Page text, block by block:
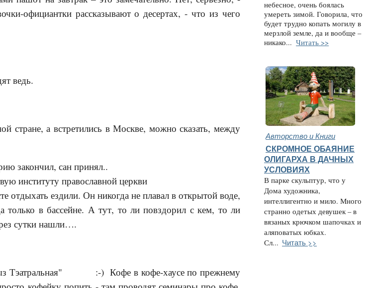
официантки рассказывают о десертах, - что из чего
ведь.
а встретились в Москве, можно сказать, между
закончил, сан принял..
институту православной церкви
ездили. Он никогда не плавал в открытой воде,
только в бассейне. А тут, то ли повздорил с кем, то ли
сутки нашли….
Тэатральная"
:-)Кофе в кофе-хаусе по прежнему
небесное, очень боялась
умереть зимой. Говорила, что
будет трудно копать могилу в
мерзлой земле, да и вообще –
никако... Читать >>
Авторство и Книги
СКРОМНОЕ ОБАЯНИЕ
ОЛИГАРХА В ДАЧНЫХ
УСЛОВИЯХ
В парке скульптур, что у
Дома художника,
интеллигентно и мило. Много
странно одетых девушек – в
вязаных крючком шапочках и
аляповатых юбках.
Сл... Читать >>